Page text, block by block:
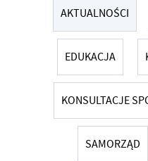
AKTUALNOŚCI
EDUKACJA
KONSULTACJE
SAMORZĄD